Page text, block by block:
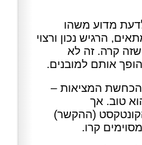
מדוע משהו
הרגיש נכון ורצוי
קרה. זה לא
אותם למובנים.
הכחשת המציאות –
טוב. אך
(ההקשר)
קרו.